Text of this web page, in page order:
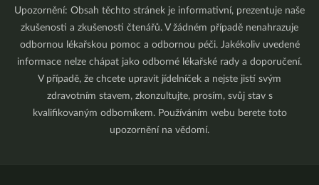
Upozornění: Obsah těchto stránek je informativní, prezentuje naše
zkušenosti a zkušenosti čtenářů. V žádném případě nenahrazuje
odbornou lékařskou pomoc a odbornou péči. Jakékoliv uvedené
informace nelze chápat jako odborné lékařské rady a doporučení.
V případě, že chcete upravit jídelníček a nejste jistí svým
zdravotním stavem, zkonzultujte, prosím, svůj stav s
kvalifikovaným odborníkem. Používáním webu berete toto
upozornění na vědomí.